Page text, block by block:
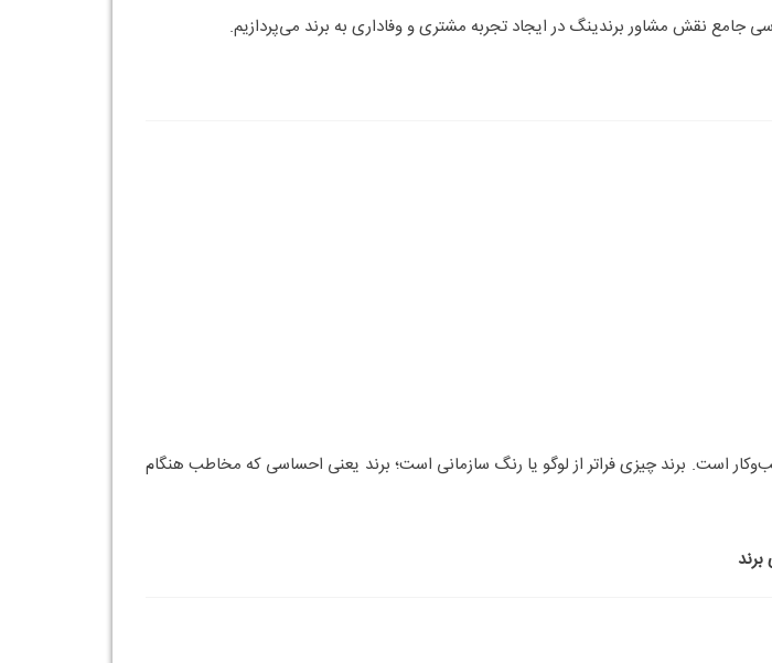
سریع‌تر در ذهن می‌مانندو احتمال تکرار خرید و وفاداری مشتری در آن‌ها افزایش می‌یابد.
اجتماعی تا بسته‌بندی محصول و نحوه پاسخ‌گویی در پشتیبانی. مشاور برندینگ تمامی
می‌کند تا تیم بازاریابی بداند دقیقاً با چه تیپ شخصیتی و رفتاری مواجه است. این اطلاعات
و رفتار پرسنل باید پیام مشترکی به مخاطب منتقل کند. مشاور برندینگ مسئول ایجاد و حفظ